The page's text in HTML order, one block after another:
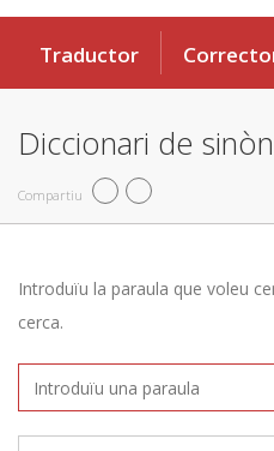
Traductor
Diccionari de
Compartiu
Introduïu la paraula que voleu
cerca.